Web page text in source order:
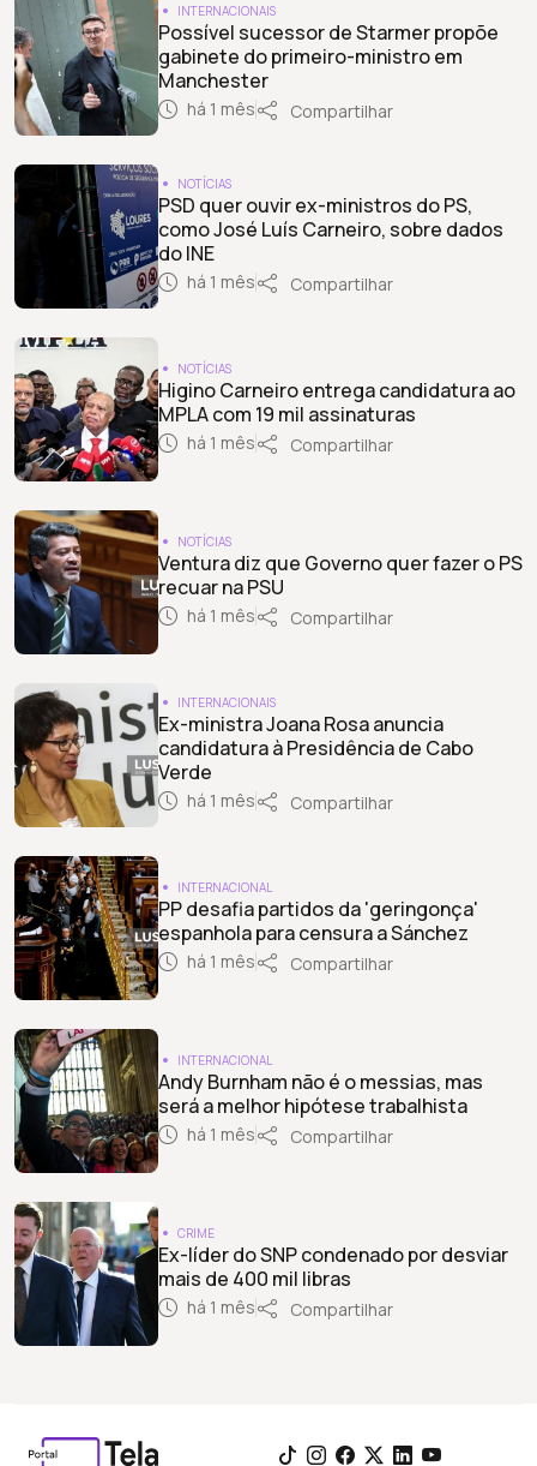
INTERNACIONAIS
Possível sucessor de Starmer propõe
gabinete do primeiro-ministro em
Manchester
há 1 mês Compartilhar
NOTÍCIAS
PSD quer ouvir ex-ministros do PS,
como José Luís Carneiro, sobre dados
do INE
há 1 mês Compartilhar
NOTÍCIAS
Higino Carneiro entrega candidatura ao
MPLA com 19 mil assinaturas
há 1 mês Compartilhar
NOTÍCIAS
Ventura diz que Governo quer fazer o PS
recuar na PSU
há 1 mês Compartilhar
INTERNACIONAIS
Ex-ministra Joana Rosa anuncia
candidatura à Presidência de Cabo
Verde
há 1 mês Compartilhar
INTERNACIONAL
PP desafia partidos da 'geringonça'
espanhola para censura a Sánchez
há 1 mês Compartilhar
INTERNACIONAL
Andy Burnham não é o messias, mas
será a melhor hipótese trabalhista
há 1 mês Compartilhar
CRIME
Ex-líder do SNP condenado por desviar
mais de 400 mil libras
há 1 mês Compartilhar